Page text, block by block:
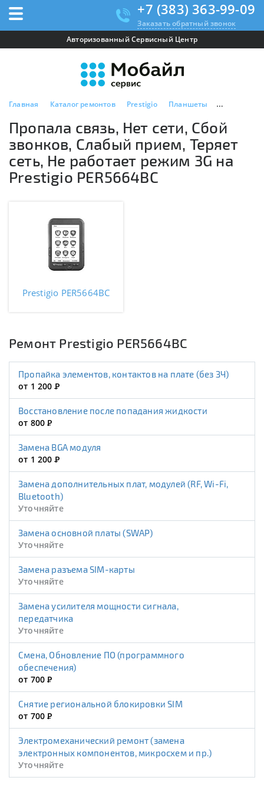
+7 (383) 363-99-09
Заказать обратный звонок
Авторизованный Сервисный Центр
Главная Каталог ремонтов Prestigio Планшеты Prestigio
Пропала связь, Нет сети, Сбой
звонков, Слабый прием, Теряет
сеть, Не работает режим 3G на
Prestigio PER5664BC
Prestigio PER5664BC
Ремонт Prestigio PER5664BC
Пропайка элементов, контактов на плате (без ЗЧ)
от 1 200Р
Восстановление после попадания жидкости
от 800Р
Замена BGA модуля
от 1 200Р
Замена дополнительных плат, модулей (RF, Wi-Fi,
Bluetooth)
Уточняйте
Замена основной платы (SWAP)
Уточняйте
Замена разъема SIM-карты
Уточняйте
Замена усилителя мощности сигнала,
передатчика
Уточняйте
Смена, Обновление ПО (программного
обеспечения)
от 700Р
Снятие региональной блокировки SIM
от 700Р
Электромеханический ремонт (замена
электронных компонентов, микросхем и пр.)
Уточняйте